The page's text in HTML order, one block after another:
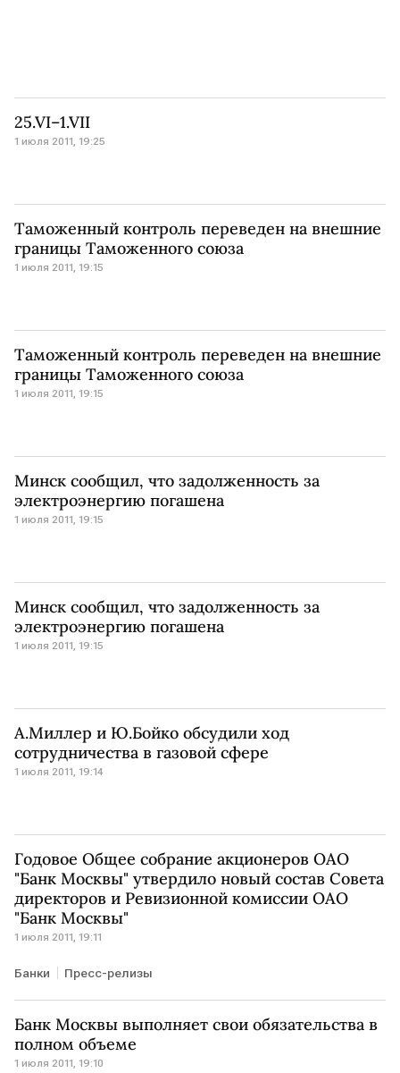
25.VI–1.VII
1 июля 2011, 19:25
Таможенный контроль переведен на внешние
границы Таможенного союза
1 июля 2011, 19:15
Таможенный контроль переведен на внешние
границы Таможенного союза
1 июля 2011, 19:15
Минск сообщил, что задолженность за
электроэнергию погашена
1 июля 2011, 19:15
Минск сообщил, что задолженность за
электроэнергию погашена
1 июля 2011, 19:15
А.Миллер и Ю.Бойко обсудили ход
сотрудничества в газовой сфере
1 июля 2011, 19:14
Годовое Общее собрание акционеров ОАО
"Банк Москвы" утвердило новый состав Совета
директоров и Ревизионной комиссии ОАО
"Банк Москвы"
1 июля 2011, 19:11
Банки Пресс-релизы
Банк Москвы выполняет свои обязательства в
полном объеме
1 июля 2011, 19:10